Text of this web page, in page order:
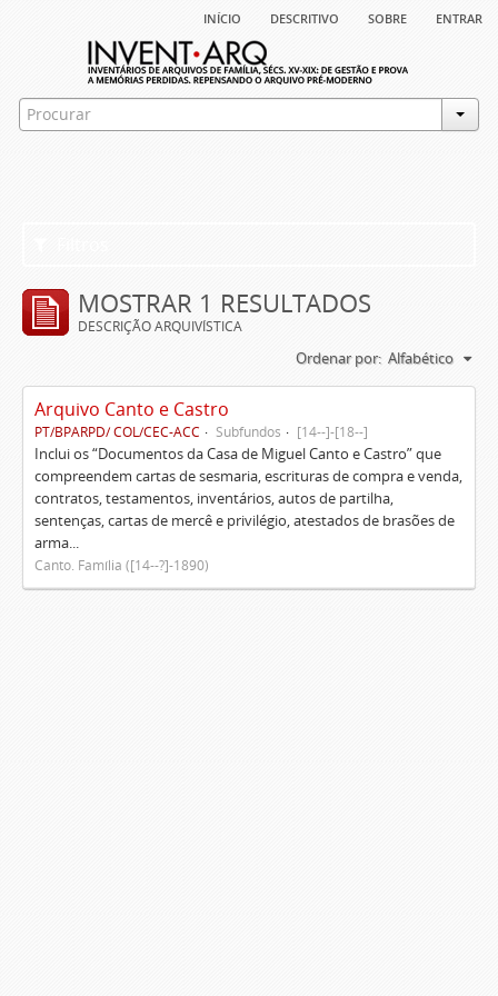
início descritivo sobre entrar
MOSTRAR 1 RESULTADOS
DESCRIÇÃO ARQUIVÍSTICA
Ordenar por: Alfabético
Arquivo Canto e Castro
PT/BPARPD/ COL/CEC-ACC Subfundos [14--]-[18--]
Inclui os “Documentos da Casa de Miguel Canto e Castro” que
compreendem cartas de sesmaria, escrituras de compra e venda,
contratos, testamentos, inventários, autos de partilha,
sentenças, cartas de mercê e privilégio, atestados de brasões de
arma...
Canto. Família ([14--?]-1890)